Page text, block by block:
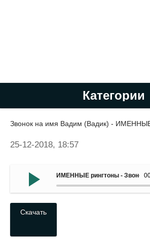
Категории
Звонок на имя Вадим (Вадик) -
25-12-2018, 18:57
ИМЕННЫЕ рингтоны - Звонок
Скачать